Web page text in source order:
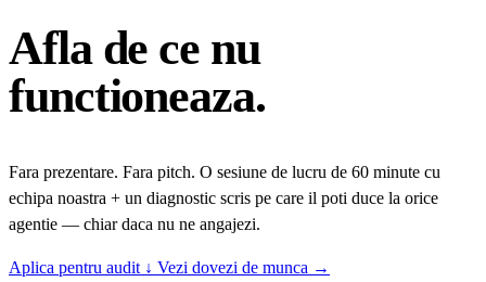
Afla de ce nu
functioneaza.
Fara prezentare. Fara pitch. O sesiune de lucru de 60 minute cu
echipa noastra + un diagnostic scris pe care il poti duce la orice
agentie — chiar daca nu ne angajezi.
Aplica pentru audit ↓ Vezi dovezi de munca →